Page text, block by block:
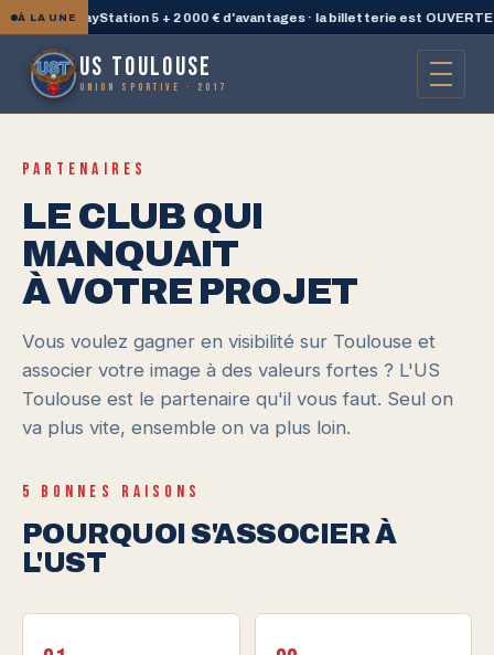
À LA UNE
une PlayStation 5 + 2 000 € d'avantages · la billetterie est OUVERTE ◆
US TOULOUSE
UNION SPORTIVE · 2017
PARTENAIRES
LE CLUB QUI
MANQUAIT
À VOTRE PROJET
Vous voulez gagner en visibilité sur Toulouse et
associer votre image à des valeurs fortes ? L'US
Toulouse est le partenaire qu'il vous faut. Seul on
va plus vite, ensemble on va plus loin.
5 BONNES RAISONS
POURQUOI S'ASSOCIER À
L'UST